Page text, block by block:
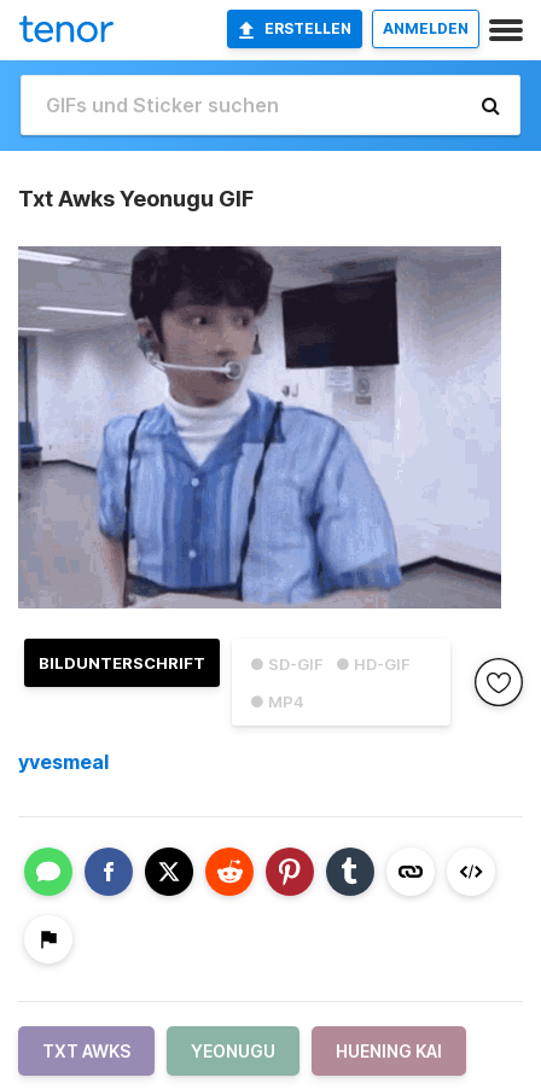
ERSTELLEN ANMELDEN
Txt Awks Yeonugu GIF
● SD-GIF
● HD-GIF
● MP4
BILDUNTERSCHRIFT
yvesmeal
TXT AWKS YEONUGU HUENING KAI